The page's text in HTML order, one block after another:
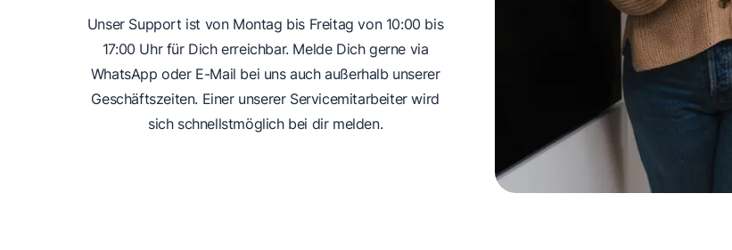
Unser Support ist von Montag bis Freitag von 10:00 bis
17:00 Uhr für Dich erreichbar. Melde Dich gerne via
WhatsApp oder E-Mail bei uns auch außerhalb unserer
Geschäftszeiten. Einer unserer Servicemitarbeiter wird
sich schnellstmöglich bei dir melden.